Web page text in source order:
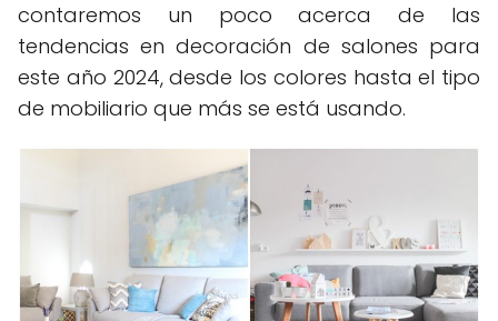
contaremos un poco acerca de las
tendencias en decoración de salones para
este año 2024, desde los colores hasta el tipo
de mobiliario que más se está usando.